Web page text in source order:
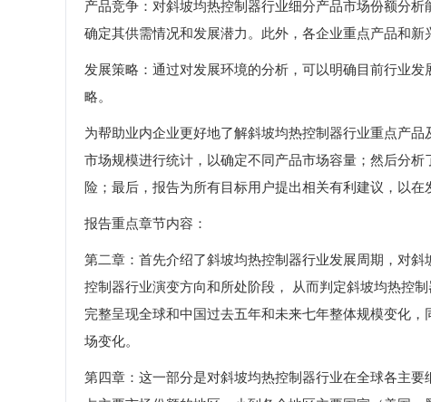
产品竞争：对斜坡均热控制器行业细分产品市场份额分
确定其供需情况和发展潜力。此外，各企业重点产品和新
发展策略：通过对发展环境的分析，可以明确目前行业
略。
为帮助业内企业更好地了解斜坡均热控制器行业重点产
市场规模进行统计，以确定不同产品市场容量；然后分
险；最后，报告为所有目标用户提出相关有利建议，以在
报告重点章节内容：
第二章：首先介绍了斜坡均热控制器行业发展周期，对
控制器行业演变方向和所处阶段， 从而判定斜坡均热控
完整呈现全球和中国过去五年和未来七年整体规模变化
场变化。
第四章：这一部分是对斜坡均热控制器行业在全球各主